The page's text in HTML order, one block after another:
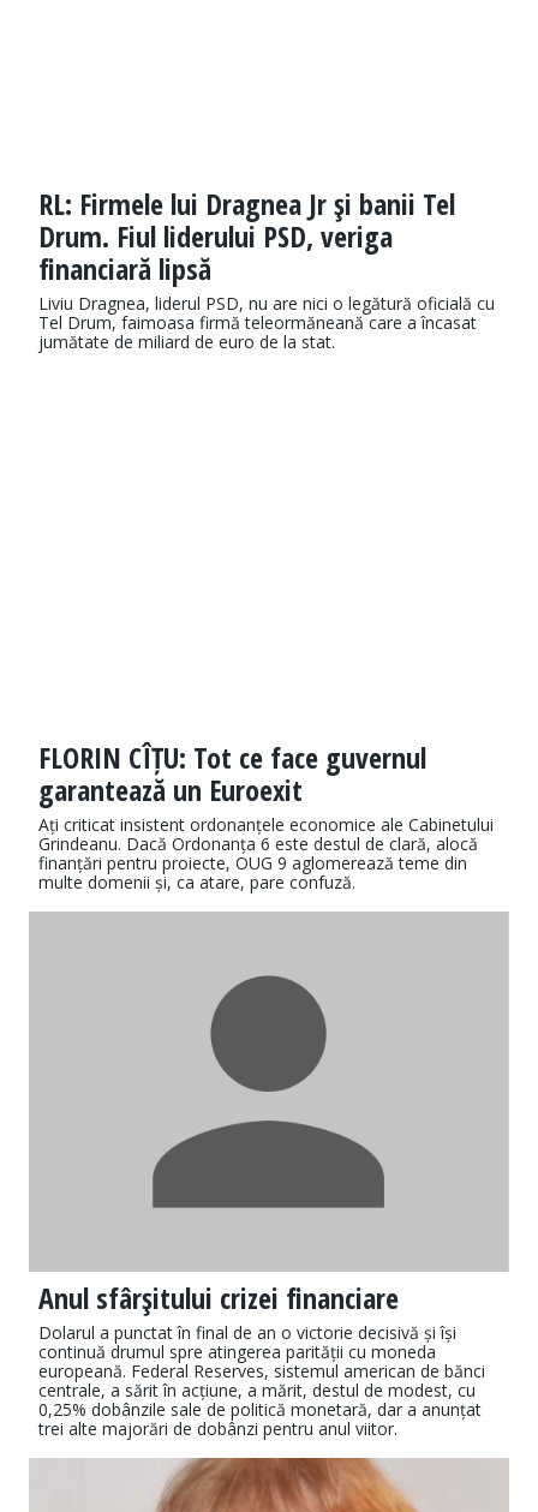
RL: Firmele lui Dragnea Jr şi banii Tel
Drum. Fiul liderului PSD, veriga
financiară lipsă
Liviu Dragnea, liderul PSD, nu are nici o legătură oficială cu
Tel Drum, faimoasa firmă teleormăneană care a încasat
jumătate de miliard de euro de la stat.
FLORIN CÎȚU: Tot ce face guvernul
garantează un Euroexit
Ați criticat insistent ordonanțele economice ale Cabinetului
Grindeanu. Dacă Ordonanța 6 este destul de clară, alocă
finanțări pentru proiecte, OUG 9 aglomerează teme din
multe domenii și, ca atare, pare confuză.
Anul sfârşitului crizei financiare
Dolarul a punctat în final de an o victorie decisivă și își
continuă drumul spre atin­gerea parității cu moneda
europeană. Fe­deral Reserves, sistemul american de bănci
centrale, a sărit în acțiune, a mărit, des­tul de modest, cu
0,25% dobânzile sale de politică monetară, dar a anunțat
trei al­te majorări de dobânzi pentru anul viitor.